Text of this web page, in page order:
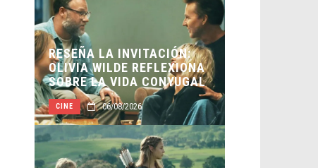
RESEÑA LA INVITACIÓN:
OLIVIA WILDE REFLEXIONA
SOBRE LA VIDA CONYUGAL
CINE 06/08/2026